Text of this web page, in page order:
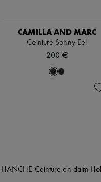
CAMILLA AND MARC
Ceinture Sonny Eel
200 €